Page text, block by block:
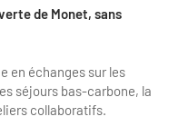
de Monet, sans
en échanges sur les
séjours bas-carbone, la
collaboratifs.